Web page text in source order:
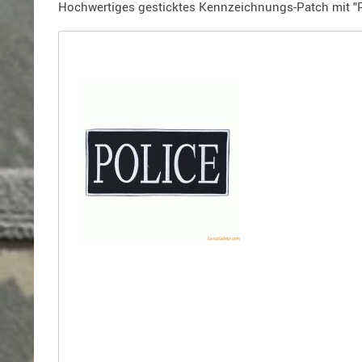
Holster
Hochwertiges gesticktes Kennzeichnungs-Patch mit